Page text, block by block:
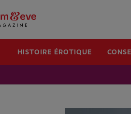
HISTOIRE ÉROTIQUE